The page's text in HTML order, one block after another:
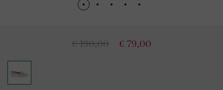
€ 190,00 € 79,00